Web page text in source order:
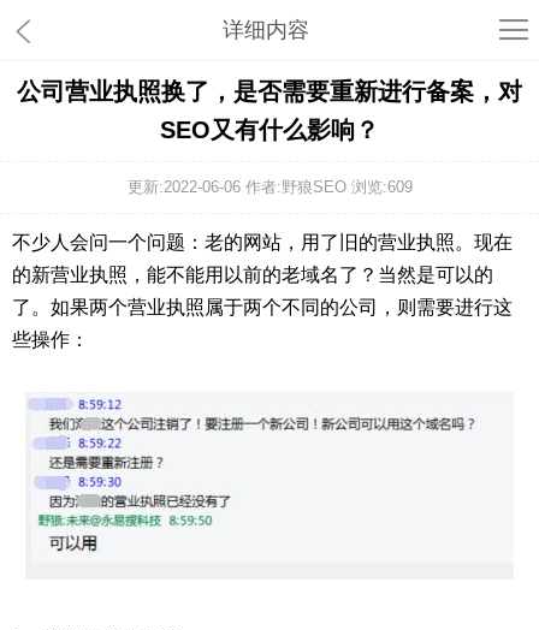
详细内容
公司营业执照换了，是否需要重新进行备案，对
SEO又有什么影响？
更新:2022-06-06 作者:野狼SEO 浏览:609
不少人会问一个问题：老的网站，用了旧的营业执照。现在
的新营业执照，能不能用以前的老域名了？当然是可以的
了。如果两个营业执照属于两个不同的公司，则需要进行这
些操作：